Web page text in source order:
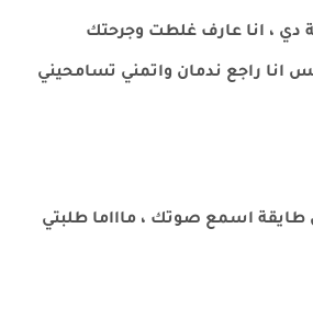
دي ، انا عارف غلطت وجرحتك
انا راجع ندمان واتمني تسامحيني
اسمع صوتك ، ماااما طلبتي